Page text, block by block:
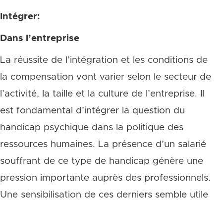
Intégrer:
Dans l’entreprise
La réussite de l’intégration et les conditions de
la compensation vont varier selon le secteur de
l’activité, la taille et la culture de l’entreprise. Il
est fondamental d’intégrer la question du
handicap psychique dans la politique des
ressources humaines. La présence d’un salarié
souffrant de ce type de handicap génère une
pression importante auprès des professionnels.
Une sensibilisation de ces derniers semble utile